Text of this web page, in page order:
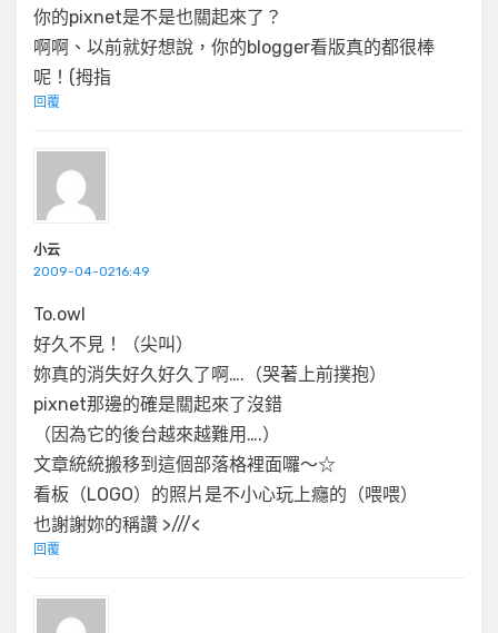
你的pixnet是不是也關起來了？
啊啊、以前就好想說，你的blogger看版真的都很棒
呢！(拇指
回覆
小云
2009-04-0216:49
To.owl
好久不見！（尖叫）
妳真的消失好久好久了啊….（哭著上前撲抱）
pixnet那邊的確是關起來了沒錯
（因為它的後台越來越難用….）
文章統統搬移到這個部落格裡面囉～☆
看板（LOGO）的照片是不小心玩上癮的（喂喂）
也謝謝妳的稱讚 >///<
回覆